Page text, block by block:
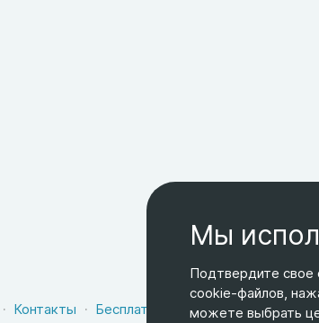
Контакты Бесплатная доставка
Оферта
Мы
Подтвердите свое
cookie-файлов,
можете выбрать